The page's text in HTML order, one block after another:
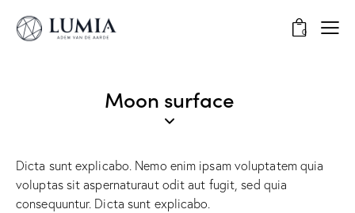
0
Moon surface
Dicta sunt explicabo. Nemo enim ipsam voluptatem quia
voluptas sit aspernaturaut odit aut fugit, sed quia
consequuntur. Dicta sunt explicabo.